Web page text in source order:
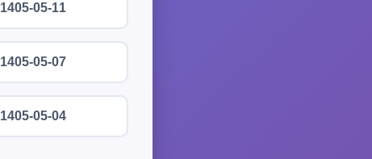
1405-05-11
1405-05-07
1405-05-04